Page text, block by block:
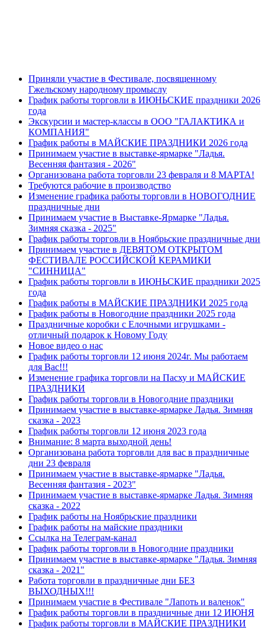
Приняли участие в Фестивале, посвященному
Гжельскому народному промыслу
График работы торговли в ИЮНЬСКИЕ праздники 2026
года
Экскурсии и мастер-классы в ООО "ГАЛАКТИКА и
КОМПАНИЯ"
График работы в МАЙСКИЕ ПРАЗДНИКИ 2026 года
Принимаем участие в выставке-ярмарке "Ладья.
Весенняя фантазия - 2026"
Организована работа торговли 23 февраля и 8 МАРТА!
Требуются рабочие в производство
Изменение графика работы торговли в НОВОГОДНИЕ
праздничные дни
Принимаем участие в Выставке-Ярмарке "Ладья.
Зимняя сказка - 2025"
График работы торговли в Ноябрьские праздничные дни
Принимаем участие в ДЕВЯТОМ ОТКРЫТОМ
ФЕСТИВАЛЕ РОССИЙСКОЙ КЕРАМИКИ
"СИННИЦА"
График работы торговли в ИЮНЬСКИЕ праздники 2025
года
График работы в МАЙСКИЕ ПРАЗДНИКИ 2025 года
График работы в Новогодние праздники 2025 года
Праздничные коробки с Елочными игрушками -
отличный подарок к Новому Году
Новое видео о нас
График работы торговли 12 июня 2024г. Мы работаем
для Вас!!!
Изменение графика торговли на Пасху и МАЙСКИЕ
ПРАЗДНИКИ
График работы торговли в Новогодние праздники
Принимаем участие в выставке-ярмарке Ладья. Зимняя
сказка - 2023
График работы торговли 12 июня 2023 года
Внимание: 8 марта выходной день!
Организована работа торговли для вас в праздничные
дни 23 февраля
Принимаем участие в выставке-ярмарке "Ладья.
Весенняя фантазия - 2023"
Принимаем участие в выставке-ярмарке Ладья. Зимняя
сказка - 2022
График работы на Ноябрьские праздники
График работы на майские праздники
Ссылка на Телеграм-канал
График работы торговли в Новогодние праздники
Принимаем участие в выставке-ярмарке "Ладья. Зимняя
сказка - 2021"
Работа торговли в праздничные дни БЕЗ
ВЫХОДНЫХ!!!
Принимаем участие в Фестивале "Лапоть и валенок"
График работы торговли в праздничные дни 12 ИЮНЯ
График работы торговли в МАЙСКИЕ ПРАЗДНИКИ